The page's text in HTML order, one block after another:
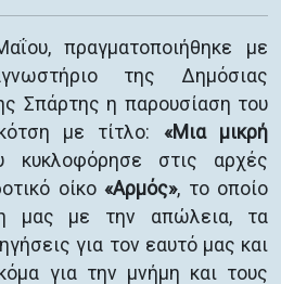
πραγματοποιήθηκε με
της Δημόσιας
Σπάρτης η παρουσίαση του
με τίτλο: «Μια μικρή
στις αρχές
οίκο«Αρμός», το οποίο
μας με την απώλεια, τα
για τον εαυτό μας και
για την μνήμη και τους